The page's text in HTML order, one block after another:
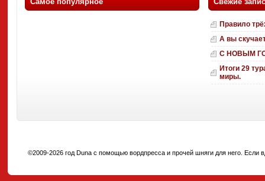
Правило
А вы
С НОВЫМ
Итоги 29
миры.
©2009-2026 год Duna с помощью вордпресса и прочей шняги для него. Если